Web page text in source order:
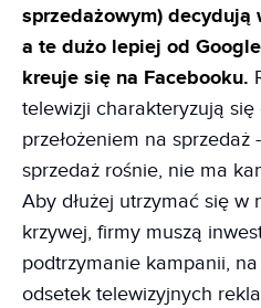
sprzedażowym) decydują
a te dużo lepiej od
kreuje się na Facebooku.
telewizji charakteryzują się
przełożeniem na sprzedaż
sprzedaż rośnie, nie ma
Aby dłużej utrzymać się w
krzywej, firmy muszą
podtrzymanie kampanii,
odsetek telewizyjnych